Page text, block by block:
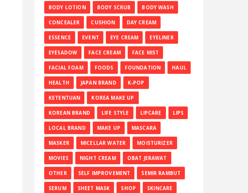
BODY LOTION BODY SCRUB BODY WASH
CONCEALER CUSHION DAY CREAM
ESSENCE EVENT EYE CREAM EYELINER
EYESADOW FACE CREAM FACE MIST
FACIAL FOAM FOODS FOUNDATION HAUL
HEALTH JAPAN BRAND K-POP
KETENTUAN KOREA MAKE UP
KOREAN BRAND LIFE STYLE LIPCARE LIPS
LOCAL BRAND MAKE UP MASCARA
MASKER MICELLAR WATER MOISTURIZER
MOVIES NIGHT CREAM OBAT JERAWAT
OTHER SELF IMPROVEMENT SEMIR RAMBUT
SERUM SHEET MASK SHOP SKINCARE